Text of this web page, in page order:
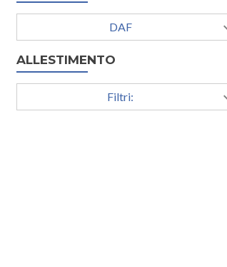
DAF
ALLESTIMENTO
Filtri: